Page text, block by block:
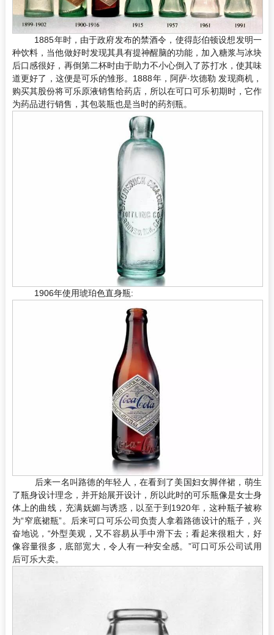
1885年时，由于政府发布的禁酒令，使得彭伯顿设想发明一
种饮料，当他做好时发现其具有提神醒脑的功能，加入糖浆与冰块
后口感很好，再倒第二杯时由于助力不小心倒入了苏打水，使其味
道更好了，这便是可乐的雏形。1888年，阿萨·坎德勒 发现商机，
购买其股份将可乐原液销售给药店，所以在可口可乐初期时，它作
为药品进行销售，其包装瓶也是当时的药剂瓶。
1906年使用琥珀色直身瓶:
后来一名叫路德的年轻人，在看到了美国妇女脚伴裙，萌生
了瓶身设计理念，并开始展开设计，所以此时的可乐瓶像是女士身
体上的曲线，充满妩媚与诱惑，以至于到1920年，这种瓶子被称
为“窄底裙瓶”。后来可口可乐公司负责人拿着路德设计的瓶子，兴
奋地说，“外型美观，又不容易从手中滑下去；看起来很粗大，好
像容量很多，底部宽大，令人有一种安全感。”可口可乐公司试用
后可乐大卖。